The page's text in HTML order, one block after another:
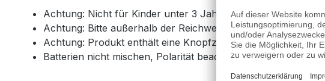
Achtung: Nicht für Kinder unter 3 Jahren geeignet.
Achtung: Bitte außerhalb der Reichweite von Kindern
Achtung: Produkt enthält eine Knopfzelle oder Münzbatterie.
Batterien nicht mischen, Polarität beachten, nicht zerlegen,